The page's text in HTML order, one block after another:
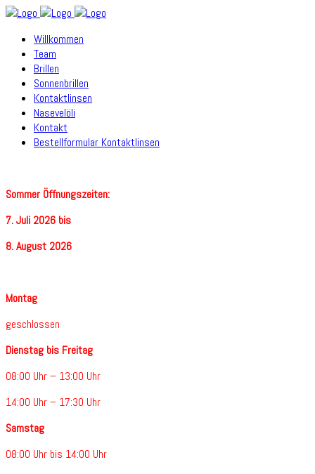
Willkommen
Team
Brillen
Sonnenbrillen
Kontaktlinsen
Nasevelöli
Kontakt
Bestellformular Kontaktlinsen
Sommer Öffnungszeiten:
7. Juli 2026 bis
8. August 2026
Montag
geschlossen
Dienstag bis Freitag
08:00 Uhr – 13:00 Uhr
14:00 Uhr – 17:30 Uhr
Samstag
08:00 Uhr bis 14:00 Uhr